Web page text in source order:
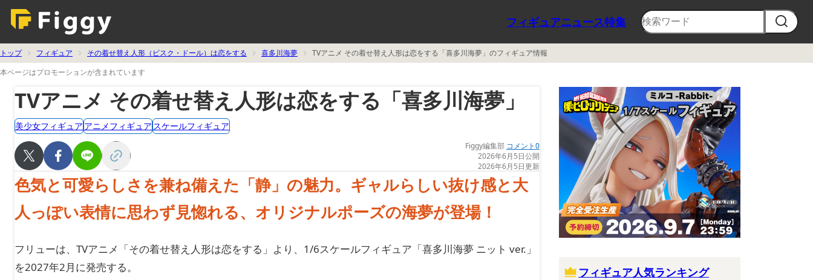
フィギュアニュース特集
トップ フィギュア その着せ替え人形（ビスク・ドール）は恋をする 喜多川海夢
TVアニメ その着せ替え人形は恋をする「喜多川海夢」のフィギュア情報
本ページはプロモーションが含まれています
TVアニメ その着せ替え人形は恋をする「喜多川海夢」
美少女フィギュア アニメフィギュア スケールフィギュア
Figgy編集部 コメント0
2026年6月5日公開
2026年6月5日更新
色気と可愛らしさを兼ね備えた「静」の魅力。ギャルらしい抜け感と大
人っぽい表情に思わず見惚れる、オリジナルポーズの海夢が登場！
フリューは、TVアニメ「その着せ替え人形は恋をする」より、1/6スケールフィギュア「喜多川海夢 ニット ver.」
を2027年2月に発売する。
フィギュア人気ランキング